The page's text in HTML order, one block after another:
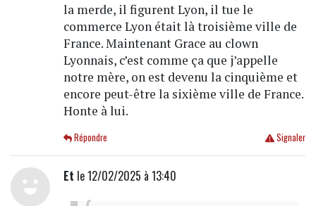
la merde, il figurent Lyon, il tue le
commerce Lyon était là troisième ville de
France. Maintenant Grace au clown
Lyonnais, c’est comme ça que j’appelle
notre mère, on est devenu la cinquième et
encore peut-être la sixième ville de France.
Honte à lui.
Signaler
Répondre
Et le 12/02/2025 à 13:40